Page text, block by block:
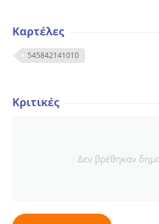
Καρτέλες
545842141010
Κριτικές
Δεν βρέθηκαν